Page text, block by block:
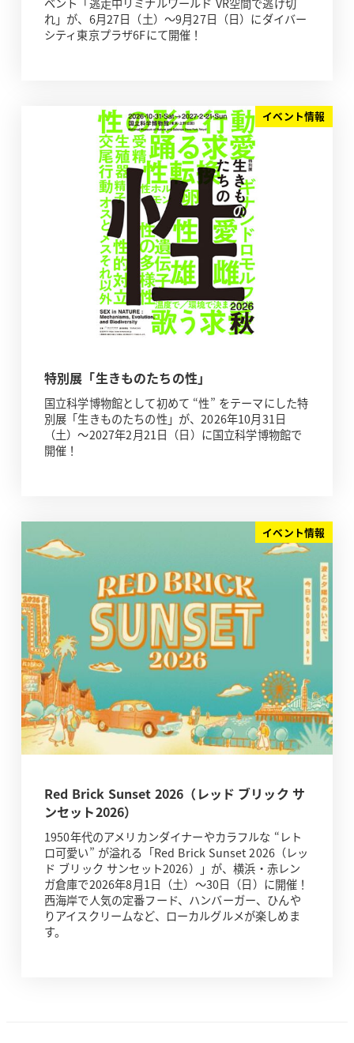
れ」が、6月27日（土）～9月27日（日）にダイバー
シティ東京プラザ6Fにて開催！
イベント情報
特別展「生きものたちの性」
国立科学博物館として初めて “性” をテーマにした特
別展「生きものたちの性」が、2026年10月31日
（土）～2027年2月21日（日）に国立科学博物館で
開催！
イベント情報
Red Brick Sunset 2026（レッド ブリック サ
ンセット2026）
1950年代のアメリカンダイナーやカラフルな “レト
ロ可愛い” が溢れる「Red Brick Sunset 2026（レッ
ド ブリック サンセット2026）」が、横浜・赤レン
ガ倉庫で2026年8月1日（土）～30日（日）に開催！
西海岸で人気の定番フード、ハンバーガー、ひんや
りアイスクリームなど、ローカルグルメが楽しめま
す。